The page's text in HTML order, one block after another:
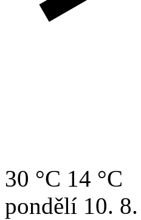
30 °C 14 °C
pondělí 10. 8.